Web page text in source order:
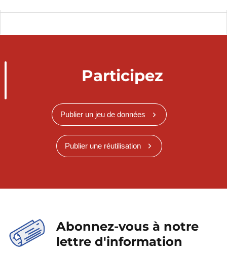
Participez
Publier un jeu de données
Publier une réutilisation
Abonnez-vous à notre
lettre d'information